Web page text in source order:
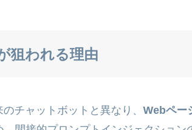
狙われる理由
チャットボットと異なり、 Webペー